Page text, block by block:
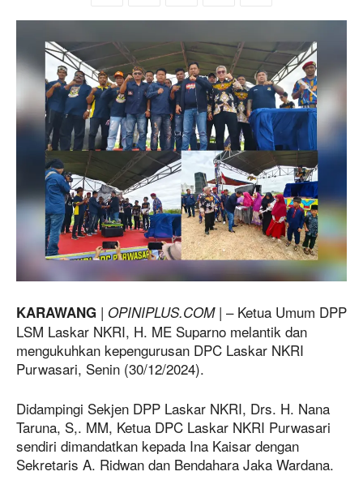
KARAWANG | OPINIPLUS.COM| – Ketua Umum DPP
LSM Laskar NKRI, H. ME Suparno melantik dan
mengukuhkan kepengurusan DPC Laskar NKRI
Purwasari, Senin (30/12/2024).
Didampingi Sekjen DPP Laskar NKRI, Drs. H. Nana
Taruna, S,. MM, Ketua DPC Laskar NKRI Purwasari
sendiri dimandatkan kepada Ina Kaisar dengan
Sekretaris A. Ridwan dan Bendahara Jaka Wardana.